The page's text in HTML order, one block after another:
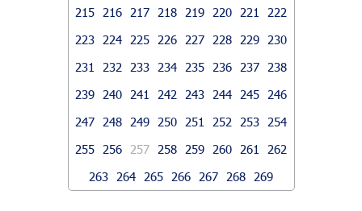
215
216 217 218 219 220 221
222
223
224 225 226 227 228 229
230
231
232 233 234 235 236 237
238
239
240 241 242 243 244 245
246
247
248 249 250 251 252 253
254
255
256 257 258 259 260 261
262
263
264 265 266 267 268 269